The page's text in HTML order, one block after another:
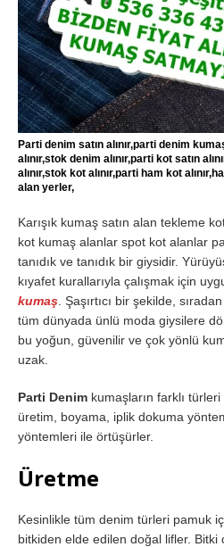
Parti denim satın alınır,parti denim
alınır,stok denim alınır,parti kot satın
alınır,stok kot alınır,parti ham kot
alan yerler,
Karışık kumaş satın alan tekleme
kot kumaş alanlar spot kot alanlar
tanıdık ve tanıdık bir giysidir.
kıyafet kurallarıyla çalışmak için
kumaş . Şaşırtıcı bir şekilde,
tüm dünyada ünlü moda giysilere
bu yoğun, güvenilir ve çok yönlü
uzak.
Parti Denim kumaşların farklı
üretim, boyama, iplik dokuma
yöntemleri ile örtüşürler.
Üretme
Kesinlikle tüm denim türleri pamuk
bitkiden elde edilen doğal lifler. Bitki